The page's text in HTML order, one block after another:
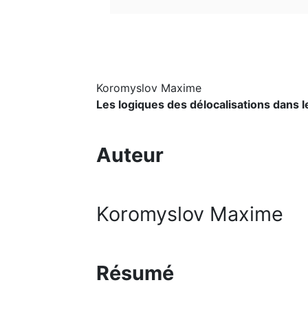
Koromyslov Maxime
Les logiques des délocalisations
Auteur
Koromyslov Maxime
Résumé